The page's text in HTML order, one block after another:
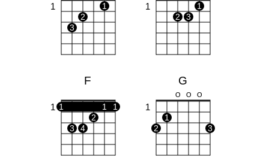
1
1
2
3
1
1
2
3
F
1 1 1
1
2
3
4
G
O O O
1
1
2
3